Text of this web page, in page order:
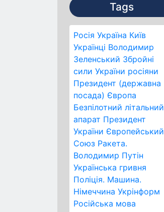
Tags
Росія Україна Київ
Українці Володимир
Зеленський Збройні
сили України росіяни
Президент (державна
посада) Європа
Безпілотний літальний
апарат Президент
України Європейський
Союз Ракета.
Володимир Путін
Українська гривня
Поліція. Машина.
Німеччина Укрінформ
Російська мова